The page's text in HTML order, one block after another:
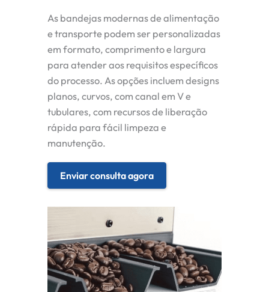
As bandejas modernas de alimentação
e transporte podem ser personalizadas
em formato, comprimento e largura
para atender aos requisitos específicos
do processo. As opções incluem designs
planos, curvos, com canal em V e
tubulares, com recursos de liberação
rápida para fácil limpeza e
manutenção.
Enviar consulta agora